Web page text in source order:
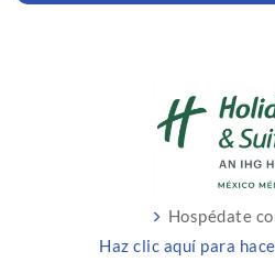
Hospédate
Haz clic aquí para